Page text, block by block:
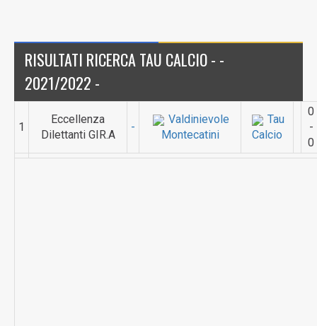
RISULTATI RICERCA TAU CALCIO - -
2021/2022 -
1
Eccellenza
Dilettanti GIR.A
-
Valdinievole
Montecatini
Tau
Calcio
0
-
0